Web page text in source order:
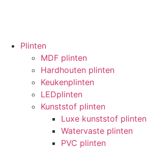
Plinten
MDF plinten
Hardhouten plinten
Keukenplinten
LEDplinten
Kunststof plinten
Luxe kunststof plinten
Watervaste plinten
PVC plinten